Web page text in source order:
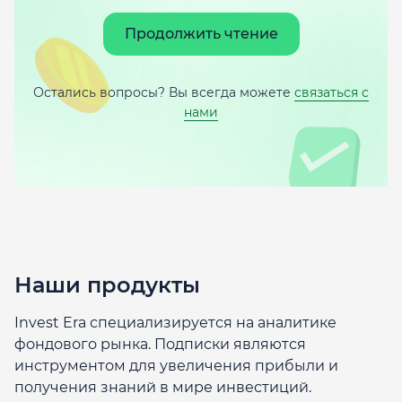
Продолжить чтение
Остались вопросы? Вы всегда можете связаться с
нами
Наши продукты
Invest Era специализируется на аналитике
фондового рынка. Подписки являются
инструментом для увеличения прибыли и
получения знаний в мире инвестиций.